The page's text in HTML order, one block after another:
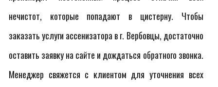
нечистот, которые попадают в цистерну. Чтобы
заказать услуги ассенизатора в г. Вербовцы, достаточно
оставить заявку на сайте и дождаться обратного звонка.
Менеджер свяжется с клиентом для уточнения всех